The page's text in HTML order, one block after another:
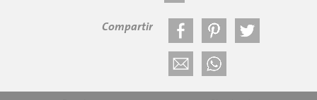
Compartir